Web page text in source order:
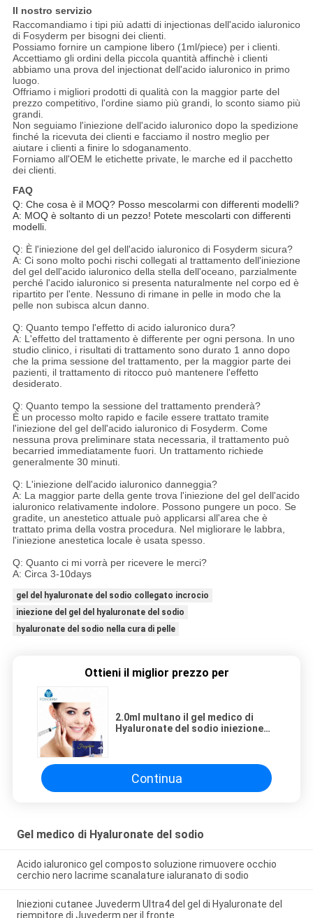
Il nostro servizio
Raccomandiamo i tipi più adatti di injectionas dell'acido ialuronico
di Fosyderm per bisogni dei clienti.
Possiamo fornire un campione libero (1ml/piece) per i clienti.
Accettiamo gli ordini della piccola quantità affinchè i clienti
abbiamo una prova del injectionat dell'acido ialuronico in primo
luogo.
Offriamo i migliori prodotti di qualità con la maggior parte del
prezzo competitivo, l'ordine siamo più grandi, lo sconto siamo più
grandi.
Non seguiamo l'iniezione dell'acido ialuronico dopo la spedizione
finché la ricevuta dei clienti e facciamo il nostro meglio per
aiutare i clienti a finire lo sdoganamento.
Forniamo all'OEM le etichette private, le marche ed il pacchetto
dei clienti.
FAQ
Q: Che cosa è il MOQ? Posso mescolarmi con differenti modelli?
A: MOQ è soltanto di un pezzo! Potete mescolarti con differenti
modelli.
Q: È l'iniezione del gel dell'acido ialuronico di Fosyderm sicura?
A: Ci sono molto pochi rischi collegati al trattamento dell'iniezione
del gel dell'acido ialuronico della stella dell'oceano, parzialmente
perché l'acido ialuronico si presenta naturalmente nel corpo ed è
ripartito per l'ente. Nessuno di rimane in pelle in modo che la
pelle non subisca alcun danno.
Q: Quanto tempo l'effetto di acido ialuronico dura?
A: L'effetto del trattamento è differente per ogni persona. In uno
studio clinico, i risultati di trattamento sono durato 1 anno dopo
che la prima sessione del trattamento, per la maggior parte dei
pazienti, il trattamento di ritocco può mantenere l'effetto
desiderato.
Q: Quanto tempo la sessione del trattamento prenderà?
È un processo molto rapido e facile essere trattato tramite
l'iniezione del gel dell'acido ialuronico di Fosyderm. Come
nessuna prova preliminare stata necessaria, il trattamento può
becarried immediatamente fuori. Un trattamento richiede
generalmente 30 minuti.
Q: L'iniezione dell'acido ialuronico danneggia?
A: La maggior parte della gente trova l'iniezione del gel dell'acido
ialuronico relativamente indolore. Possono pungere un poco. Se
gradite, un anestetico attuale può applicarsi all'area che è
trattato prima della vostra procedura. Nel migliorare le labbra,
l'iniezione anestetica locale è usata spesso.
Q: Quanto ci mi vorrà per ricevere le merci?
A: Circa 3-10days
gel del hyaluronate del sodio collegato incrocio
iniezione del gel del hyaluronate del sodio
hyaluronate del sodio nella cura di pelle
Ottieni il miglior prezzo per
2.0ml multano il gel medico di
Hyaluronate del sodio iniezione
Continua
Gel medico di Hyaluronate del sodio
Acido ialuronico gel composto soluzione rimuovere occhio
cerchio nero lacrime scanalature ialuranato di sodio
Iniezioni cutanee Juvederm Ultra4 del gel di Hyaluronate del
riempitore di Juvederm per il fronte